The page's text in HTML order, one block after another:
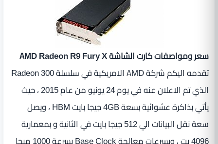
سعر ومواصفات كارت الشاشة AMD Radeon R9 Fury X
تقدمه اليكم شركة AMD الامريكية في سلسلة Radeon 300
الذي تم الاعلان عنه في يوم 24 يونيو من عام 2015 ، حيث
يأتي بذاكرة عشوائية بسعة 4GB جيجا بايت HBM ، ويصل
سعة نقل البيانات الي 512 جيجا بايت في الثانية و بمعمارية